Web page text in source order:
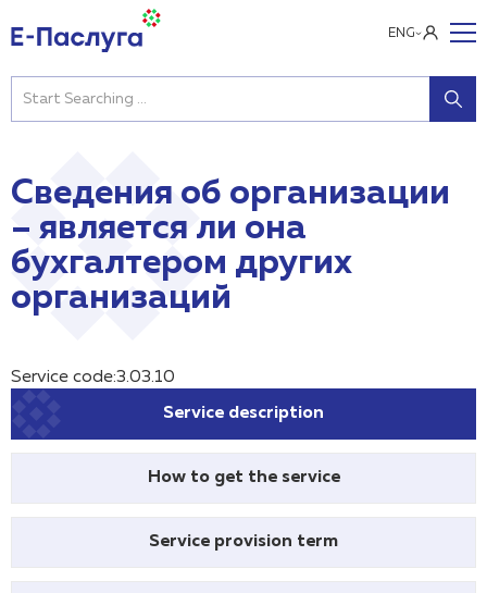
ENG
Сведения об организации
– является ли она
бухгалтером других
организаций
Service code:3.03.10
Service description
How to get the service
Service provision term